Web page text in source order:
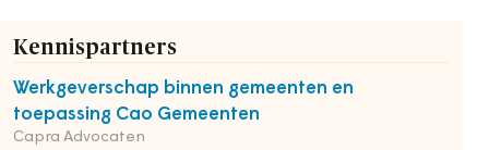
Kennispartners
Werkgeverschap binnen gemeenten en
toepassing Cao Gemeenten
Capra Advocaten